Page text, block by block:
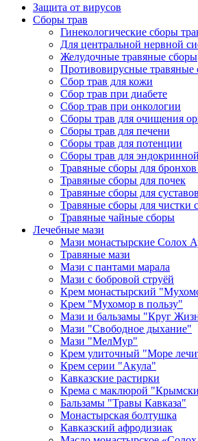
Защита от вирусов
Сборы трав
Гинекологические сборы
Для центральной нервной
Желудочные травяные сборы
Противовирусные травяные
Сбор трав для кожи
Сбор трав при диабете
Сбор трав при онкологии
Сборы трав для очищения
Сборы трав для печени
Сборы трав для потенции
Сборы трав для
Травяные сборы для
Травяные сборы для почек
Травяные сборы для суставов
Травяные сборы для чистки
Травяные чайные сборы
Лечебные мази
Мази монастырские Солох
Травяные мази
Мази с пантами марала
Мази с бобровой струёй
Крем монастырский
Крем "Мухомор в пользу"
Мази и бальзамы "Круг
Мази "Свободное дыхание"
Мази "МелМур"
Крем улиточный "Море
Крем серии "Акула"
Кавказские растирки
Крема с маклюрой
Бальзамы "Травы Кавказа"
Монастырская болтушка
Кавказский афродизиак